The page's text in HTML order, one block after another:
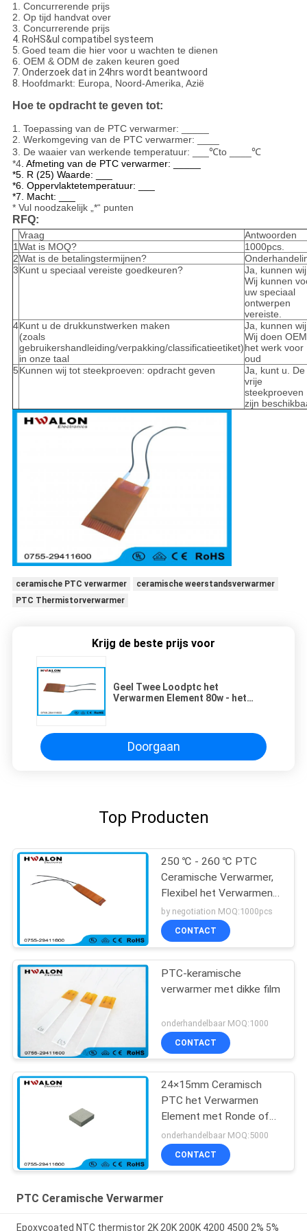
1.
Concurrerende prijs
2. Op tijd handvat over
3. Concurrerende prijs
4. RoHS&ul compatibel systeem
5. Goed team die hier voor u wachten te dienen
6. OEM & ODM de zaken keuren goed
7. Onderzoek dat in 24hrs wordt beantwoord
8. Hoofdmarkt: Europa, Noord-Amerika, Azië
Hoe te opdracht te geven tot:
1. Toepassing van de PTC verwarmer: _____
2. Werkomgeving van de PTC verwarmer: ____
3. De waaier van werkende temperatuur: ___℃to ____℃
*4. Afmeting van de PTC verwarmer: _____
*5. R (25) Waarde: ___
*6. Oppervlaktetemperatuur: ___
*7. Macht: ___
* Vul noodzakelijk „*“ punten
RFQ:
Vraag
Antwoorden
1 Wat is MOQ?
1000pcs.
2Wat is de betalingstermijnen?
3Kunt u speciaal vereiste goedkeuren?
Ja, kunnen
Wij kunnen
uw speciaal
ontwerpen
vereiste.
4Kunt u de drukkunstwerken maken
(zoals
gebruikershandleiding/verpakking/classificatieetiket)
in onze taal
Ja, kunnen
Wij doen OEM
het werk voor
oud
5Kunnen wij tot steekproeven: opdracht geven
Ja, kunt u. De
vrije
steekproeven
zijn
ceramische PTC verwarmer
ceramische weerstandsverwarmer
PTC Thermistorverwarmer
Krijg de beste prijs voor
Geel Twee Loodptc het
Verwarmen Element 80w - het
Doorgaan
Top Producten
250 ℃ - 260 ℃ PTC
Ceramische Verwarmer,
Flexibel het Verwarmen
Element voor
Verwarmerassemblage
by negotiation MOQ:1000pcs
CONTACT
PTC-keramische
verwarmer met dikke film
onderhandelbaar MOQ:1000
CONTACT
24×15mm Ceramisch
PTC het Verwarmen
Element met Ronde of
Vierkante Vorm voor
Koffiezetapparaat
onderhandelbaar MOQ:5000
CONTACT
PTC Ceramische Verwarmer
Epoxycoated NTC thermistor 2K 20K 200K 4200 4500 2% 5%